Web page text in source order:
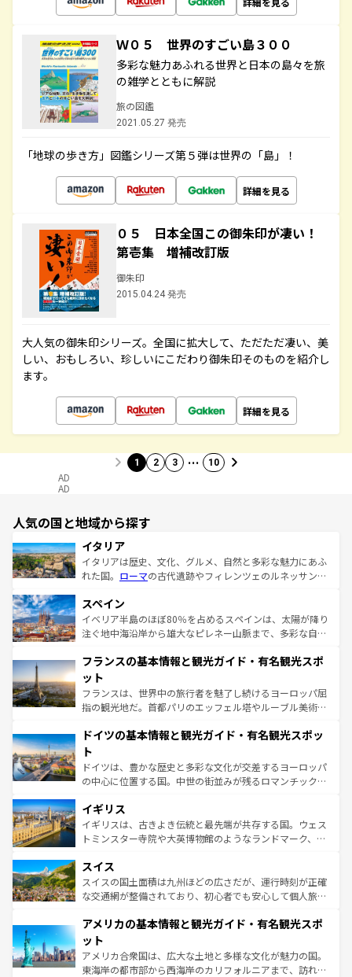
Ｗ０５ 世界のすごい島３００
多彩な魅力あふれる世界と日本の島々を旅
の雑学とともに解説
旅の図鑑
2021.05.27 発売
「地球の歩き方」図鑑シリーズ第５弾は世界の「島」！
詳細を見る
０５ 日本全国この御朱印が凄い！
第壱集 増補改訂版
御朱印
2015.04.24 発売
大人気の御朱印シリーズ。全国に拡大して、ただただ凄い、美
しい、おもしろい、珍しいにこだわり御朱印そのものを紹介し
ます。
詳細を見る
1 2 3 … 10
AD
AD
人気の国と地域から探す
イタリア
イタリアは歴史、文化、グルメ、自然と多彩な魅力にあふ
れた国。 ローマの古代遺跡やフィレンツェのルネッサンス
ろん、トスカーナの美しい田園風景やアマルフィ海岸の絶
景など、自然景観も見逃せない。観光の合間には、本場の
ピザやパスタなど、絶品のイタリア料理を堪能することも
ませてくれるイタリアで、忘れられない旅をしてみよう！
なお、新着のイタリア情報は
しい。
スペイン
イベリア半島のほぼ80％を占めるスペインは、太陽が降り
注ぐ地中海沿岸から雄大なピレネー山脈まで、多彩な自然
文化が根付くこの国では、情熱的なフラメンコ、熱気あふ
れる闘牛、そして美味しいタパスが生活の一部となってい
る。首都マドリードの洗練された雰囲気や、バルセロナの
アートに溢れた街角から、地方では古代ローマ遺跡や中世
せる。地方によって風土や気候が異なるスペインはその個
ンテンツ一覧 を参照してほしい。
フランスの基本情報と観光ガイド・有名観光スポ
ット
フランスは、世界中の旅行者を魅了し続けるヨーロッパ屈
指の観光地だ。首都パリのエッフェル塔やルーブル美術館
で、幅広い魅力が詰まっている。華麗な宮殿、歴史的な大
聖堂、美しいビーチ、そして豊かな自然が、訪れる者を心
から魅了する。また、フランスは美食の国としても知ら
れ、フランス料理はユネスコ無形文化遺産にも登録されて
香り高いラベンダー畑など、多彩な楽しみ方が可能だ。さ
らに、パリ以外の地域にも魅力が溢れており、どの街角に
も豊かな歴史と文化が息づいている。パリ以外の個性あふ
を参照してほしい。
ドイツの基本情報と観光ガイド・有名観光スポッ
ト
ドイツは、豊かな歴史と多彩な文化が交差するヨーロッパ
の中心に位置する国。中世の街並みが残るロマンチック街
顔を持つこの国は、どこを歩いても飽きることがない。ベ
ルリンの文化的活気、バイエルン州のアルプスの絶景、そ
してライン川沿いのワイン畑といった風景は必見。ビール
は、お酒好きな人にはぜひ体験してほしい。 なお、新着の
ドイツ情報はコンテンツ一覧を参照してほしい。
イギリス
イギリスは、古きよき伝統と最先端が共存する国。ウェス
トミンスター寺院や大英博物館のようなランドマーク、歴
リアごとに異なる魅力がある。また、優雅なアフタヌーン
ティー、ビール好きにはたまらない英国パブ、サッカー観
戦など、本場だからこそできる体験も豊富。イギリスを旅
ンツ一覧を参照してほしい。
スイス
スイスの国土面積は九州ほどの広さだが、運行時刻が正確
な交通網が整備されており、初心者でも安心して個人旅行
の建物がそのまま残る町や、スイスならではのユニークな
博物館もあり、アルプス観光だけでなく町歩きも満喫する
ことができる。国民の所得が高いため物価も高いが、旅行
者向けの交通パス提供のサービスもあり、うまく活用すれ
アメリカの基本情報と観光ガイド・有名観光スポ
ット
アメリカ合衆国は、広大な土地と多様な文化が魅力の国。
東海岸の都市部から西海岸のカリフォルニアまで、訪れる